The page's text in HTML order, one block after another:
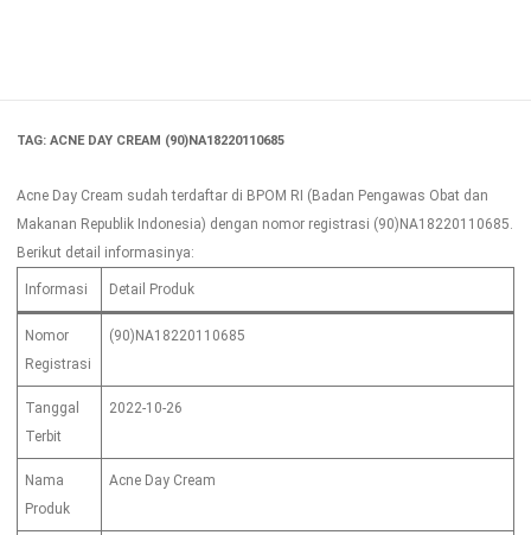
TAG: ACNE DAY CREAM (90)NA18220110685
Acne Day Cream sudah terdaftar di BPOM RI (Badan Pengawas Obat dan
Makanan Republik Indonesia) dengan nomor registrasi (90)NA18220110685.
Berikut detail informasinya:
Informasi Detail Produk
Nomor
Registrasi
(90)NA18220110685
Tanggal
Terbit
2022-10-26
Nama
Produk
Acne Day Cream